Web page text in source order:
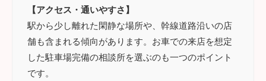
【アクセス・通いやすさ】
駅から少し離れた閑静な場所や、幹線道路沿いの店
舗も含まれる傾向があります。お車での来店を想定
した駐車場完備の相談所を選ぶのも一つのポイント
です。